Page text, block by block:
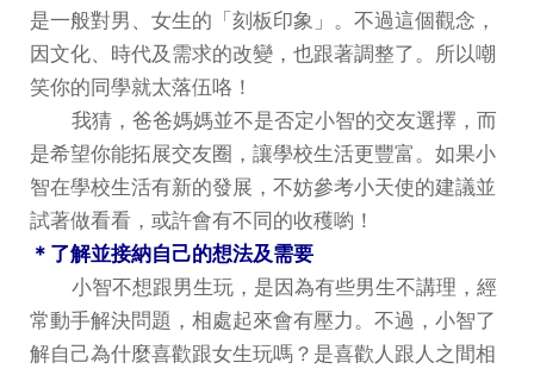
是一般對男、女生的「刻板印象」。不過這個觀念，
因文化、時代及需求的改變，也跟著調整了。所以嘲
笑你的同學就太落伍咯！
我猜，爸爸媽媽並不是否定小智的交友選擇，而
是希望你能拓展交友圈，讓學校生活更豐富。如果小
智在學校生活有新的發展，不妨參考小天使的建議並
試著做看看，或許會有不同的收穫喲！
＊了解並接納自己的想法及需要
小智不想跟男生玩，是因為有些男生不講理，經
常動手解決問題，相處起來會有壓力。不過，小智了
解自己為什麼喜歡跟女生玩嗎？是喜歡人跟人之間相